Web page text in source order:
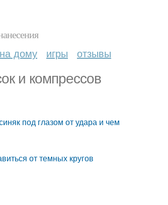
дому игры отзывы
и компрессов
под глазом от удара и чем
от темных кругов